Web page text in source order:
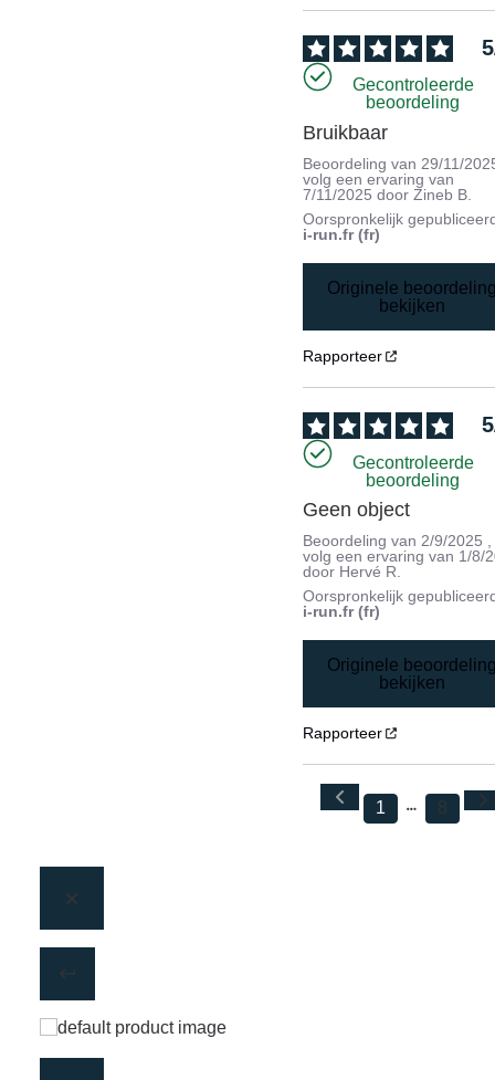
5
Gecontroleerde
beoordeling
Bruikbaar
Beoordeling van 29/11/
volg een ervaring van
7/11/2025 doorZineb B.
Oorspronkelijk
i-run.fr (fr)
Originele
bekijken
Rapporteer
5
Gecontroleerde
beoordeling
Geen object
Beoordeling van2/9/2025 ,
volg een ervaring van 1/8/
door Hervé R.
Oorspronkelijk
i-run.fr (fr)
Originele
bekijken
Rapporteer
1 8